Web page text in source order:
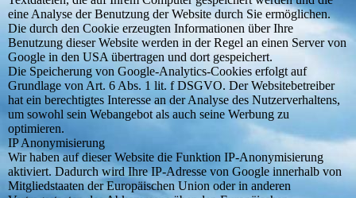
eine Analyse der Benutzung der Website durch Sie ermöglichen.
Die durch den Cookie erzeugten Informationen über Ihre
Benutzung dieser Website werden in der Regel an einen Server von
Google in den USA übertragen und dort gespeichert.
Die Speicherung von Google-Analytics-Cookies erfolgt auf
Grundlage von Art. 6 Abs. 1 lit. f DSGVO. Der Websitebetreiber
hat ein berechtigtes Interesse an der Analyse des Nutzerverhaltens,
um sowohl sein Webangebot als auch seine Werbung zu
optimieren.
IP Anonymisierung
Wir haben auf dieser Website die Funktion IP-Anonymisierung
aktiviert. Dadurch wird Ihre IP-Adresse von Google innerhalb von
Mitgliedstaaten der Europäischen Union oder in anderen